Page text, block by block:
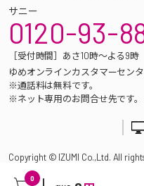
0
サニー
0120-93-
［受付時間］あさ10時～よる9時
ゆめオンラインカスタマーセン
※通話料は無料です。
※ネット専用のお問合せ先です
Copyright © IZUMI Co.,Ltd. All